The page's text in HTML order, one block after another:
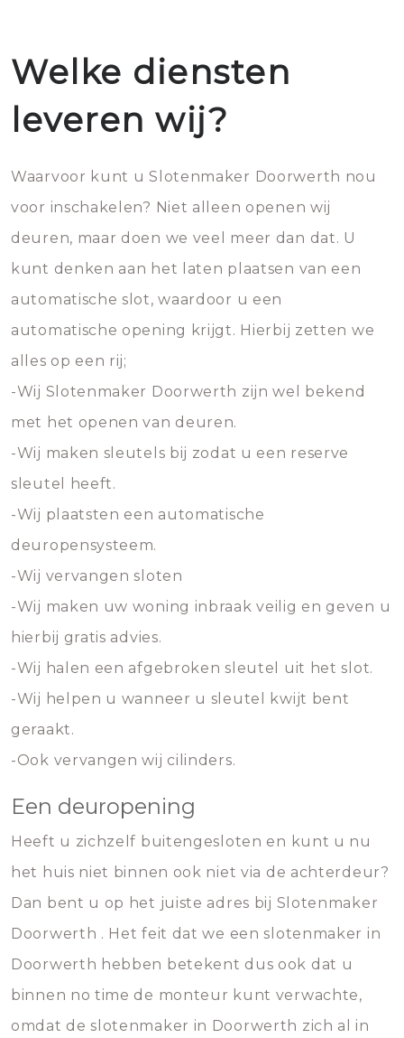
Welke diensten
leveren wij?
Waarvoor kunt u Slotenmaker Doorwerth nou
voor inschakelen? Niet alleen openen wij
deuren, maar doen we veel meer dan dat. U
kunt denken aan het laten plaatsen van een
automatische slot, waardoor u een
automatische opening krijgt. Hierbij zetten we
alles op een rij;
-Wij Slotenmaker Doorwerth zijn wel bekend
met het openen van deuren.
-Wij maken sleutels bij zodat u een reserve
sleutel heeft.
-Wij plaatsten een automatische
deuropensysteem.
-Wij vervangen sloten
-Wij maken uw woning inbraak veilig en geven u
hierbij gratis advies.
-Wij halen een afgebroken sleutel uit het slot.
-Wij helpen u wanneer u sleutel kwijt bent
geraakt.
-Ook vervangen wij cilinders.
Een deuropening
Heeft u zichzelf buitengesloten en kunt u nu
het huis niet binnen ook niet via de achterdeur?
Dan bent u op het juiste adres bij Slotenmaker
Doorwerth . Het feit dat we een slotenmaker in
Doorwerth hebben betekent dus ook dat u
binnen no time de monteur kunt verwachte,
omdat de slotenmaker in Doorwerth zich al in